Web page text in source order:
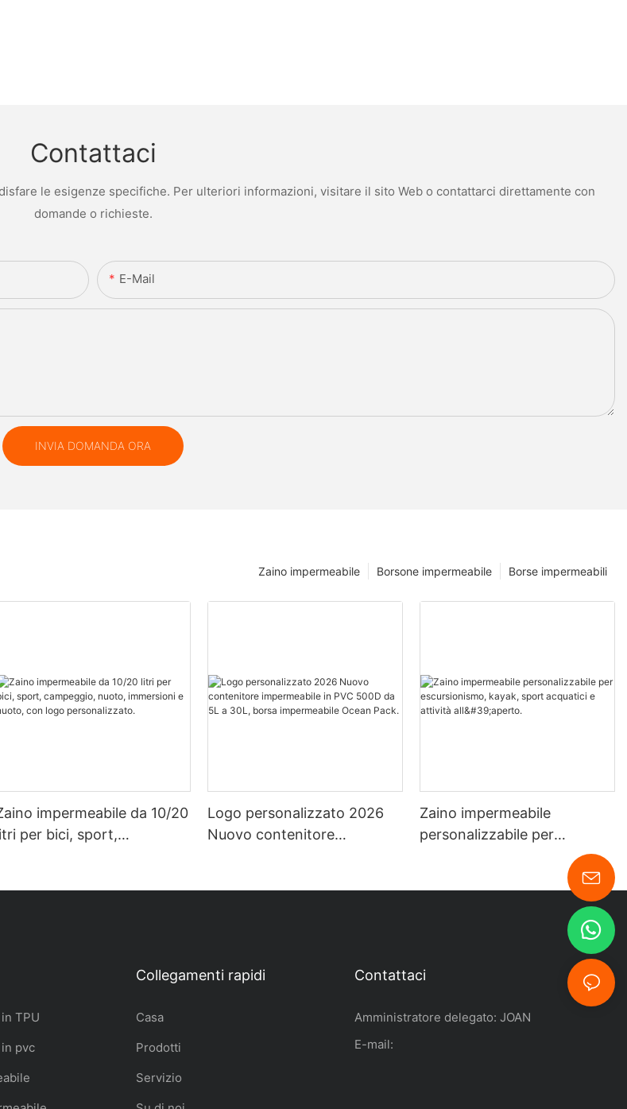
Contattaci
le esigenze specifiche. Per ulteriori informazioni, visitare il sito Web o contattarci direttamente con
domande o richieste.
E-Mail
INVIA DOMANDA ORA
Borse impermeabili
Borsone impermeabile
Zaino impermeabile
impermeabile da 10/20
per bici, sport,
Logo personalizzato 2026
Nuovo contenitore
Zaino impermeabile
personalizzabile per
escursionismo, kayak, sport
acquatici e attività all'aperto.
TPU
pvc
Collegamenti rapidi
Casa
Prodotti
Servizio
Contattaci
Amministratore delegato: JOAN
E-mail: